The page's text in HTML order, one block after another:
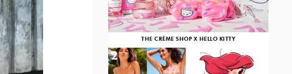
THE CRÈME SHOP X HELLO KITTY
2 3